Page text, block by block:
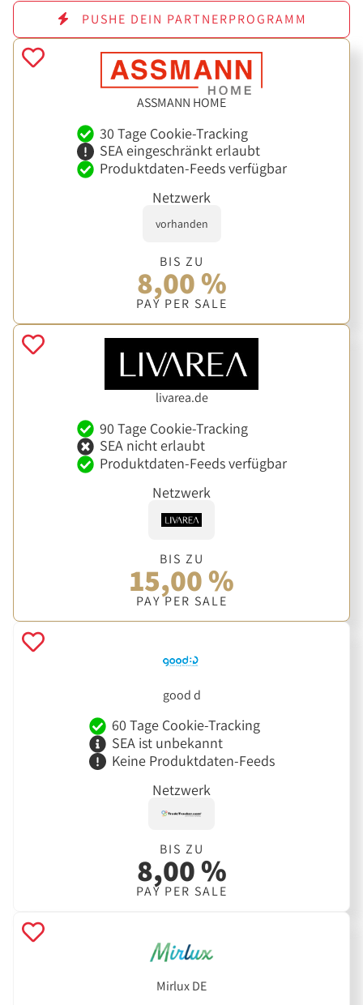
PUSHE DEIN PARTNERPROGRAMM
ASSMANN HOME
30 Tage Cookie-Tracking
SEA eingeschränkt erlaubt
Produktdaten-Feeds verfügbar
Netzwerk
vorhanden
BIS ZU
8,00 %
PAY PER SALE
livarea.de
90 Tage Cookie-Tracking
SEA nicht erlaubt
Produktdaten-Feeds verfügbar
Netzwerk
BIS ZU
15,00 %
PAY PER SALE
good d
60 Tage Cookie-Tracking
SEA ist unbekannt
Keine Produktdaten-Feeds
Netzwerk
BIS ZU
8,00 %
PAY PER SALE
Mirlux DE